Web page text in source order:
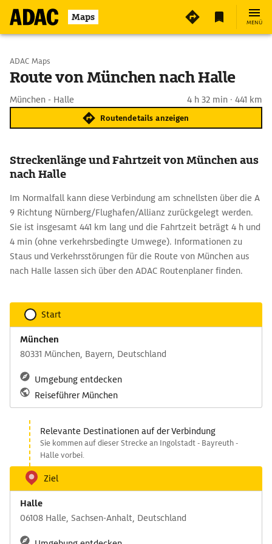
Maps MENÜ
Start wählen
ADAC Maps
Route von München nach Halle
München - Halle 4 h 32 min · 441 km
Routendetails anzeigen
Streckenlänge und Fahrtzeit von München aus
nach Halle
Im Normalfall kann diese Verbindung am schnellsten über die A
9 Richtung Nürnberg/Flughafen/Allianz zurückgelegt werden.
Sie ist insgesamt 441 km lang und die Fahrtzeit beträgt 4 h und
4 min (ohne verkehrsbedingte Umwege). Informationen zu
Staus und Verkehrsstörungen für die Route von München aus
nach Halle lassen sich über den ADAC Routenplaner finden.
Start
München
80331 München, Bayern, Deutschland
Umgebung entdecken
Reiseführer München
Relevante Destinationen auf der Verbindung
Sie kommen auf dieser Strecke an Ingolstadt - Bayreuth -
Halle vorbei.
Ziel
Halle
06108 Halle, Sachsen-Anhalt, Deutschland